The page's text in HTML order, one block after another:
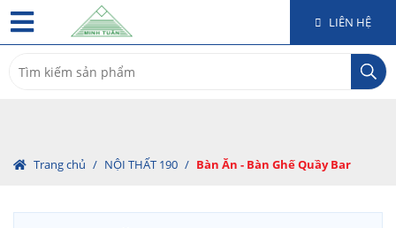
LIÊN HỆ
for:
Trang chủ / NỘI THẤT 190 / Bàn Ăn - Bàn Ghế Quầy Bar